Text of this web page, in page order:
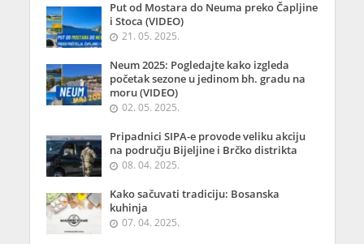
Put od Mostara do Neuma preko Čapljine
i Stoca (VIDEO)
21. 05. 2025.
Neum 2025: Pogledajte kako izgleda
početak sezone u jedinom bh. gradu na
moru (VIDEO)
02. 05. 2025.
Pripadnici SIPA-e provode veliku akciju
na području Bijeljine i Brčko distrikta
08. 04. 2025.
Kako sačuvati tradiciju: Bosanska
kuhinja
07. 04. 2025.